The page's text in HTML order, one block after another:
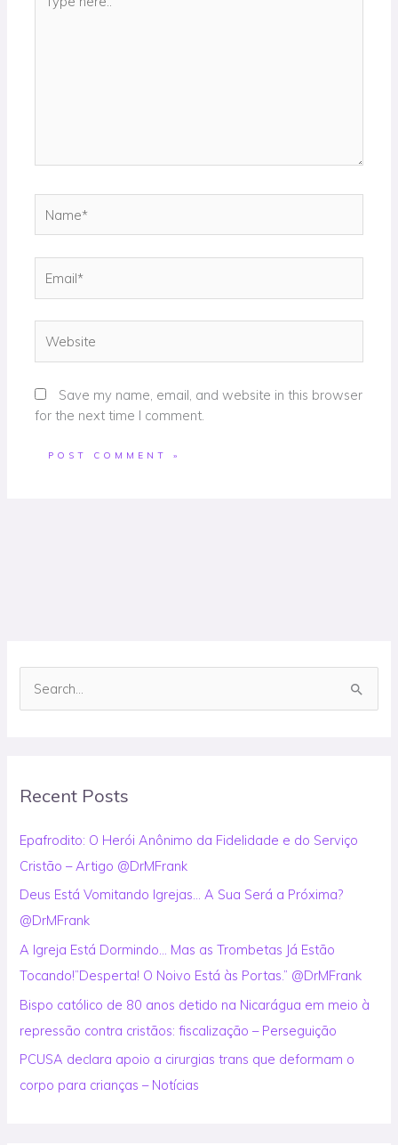
c
f
o
r
:
Recent Posts
Epafrodito: O Herói Anônimo da Fidelidade e do Serviço
Cristão – Artigo @DrMFrank
Deus Está Vomitando Igrejas… A Sua Será a Próxima?
@DrMFrank
A Igreja Está Dormindo… Mas as Trombetas Já Estão
Tocando!”Desperta! O Noivo Está às Portas.” @DrMFrank
Bispo católico de 80 anos detido na Nicarágua em meio à
repressão contra cristãos: fiscalização – Perseguição
PCUSA declara apoio a cirurgias trans que deformam o
corpo para crianças – Notícias
here..
Save my name, email, and website in this browser
for the next time I comment.